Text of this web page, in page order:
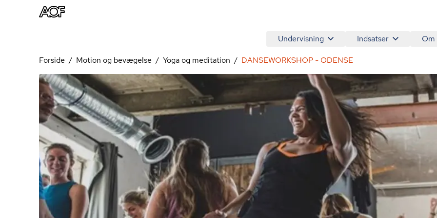
Undervisning Indsatser Om
Forside Motion og bevægelse Yoga og meditation DANSEWORKSHOP - ODENSE